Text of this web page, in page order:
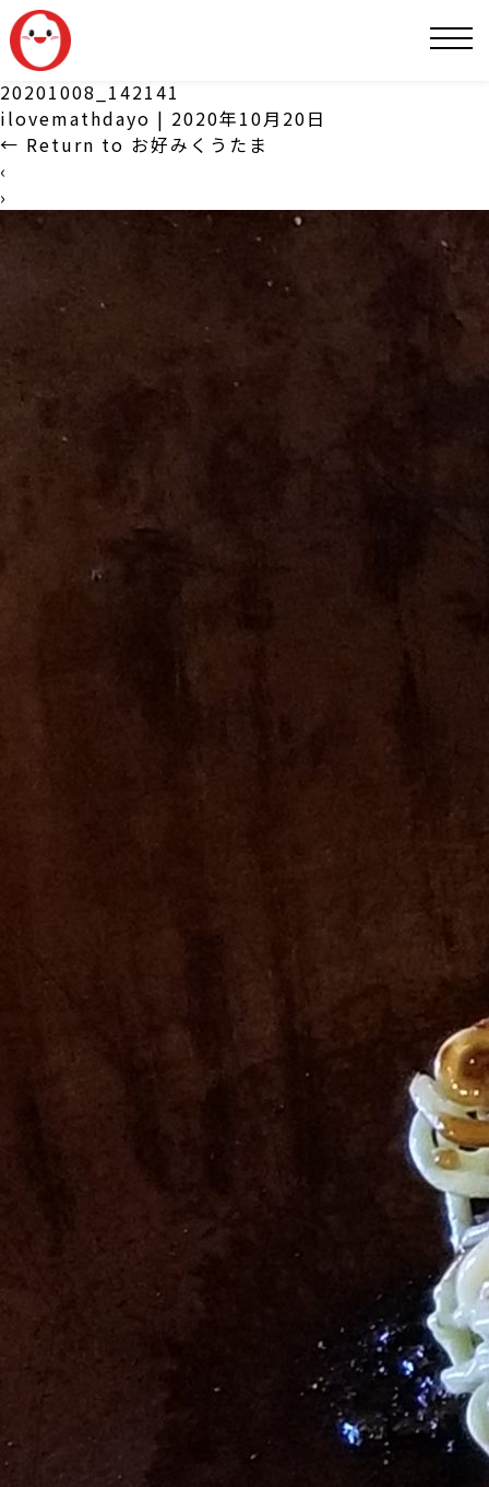
20201008_142141
ilovemathdayo | 2020年10月20日
← Return to お好みくうたま
‹
›